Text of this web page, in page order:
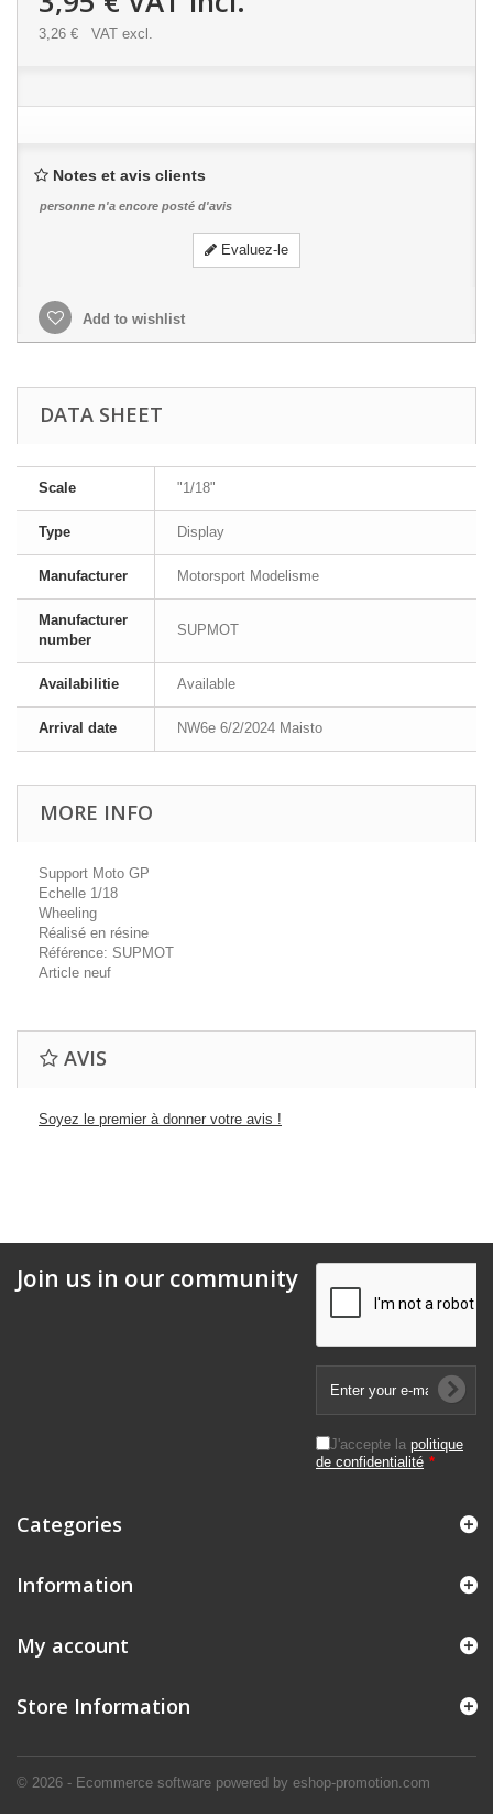
3,26 € VAT excl.
Notes et avis clients
personne n'a encore posté d'avis
Evaluez-le
Add to wishlist
DATA SHEET
Scale "1/18"
Type Display
Manufacturer Motorsport Modelisme
Manufacturer
number
SUPMOT
Availabilitie Available
Arrival date NW6e 6/2/2024 Maisto
MORE INFO
Support Moto GP
Echelle 1/18
Wheeling
Réalisé en résine
Référence: SUPMOT
Article neuf
AVIS
Soyez le premier à donner votre avis !
Join us in our community
J'accepte la politique
de confidentialité *
Categories
Information
© 2026 - Ecommerce software powered by eshop-promotion.com
My account
Store Information